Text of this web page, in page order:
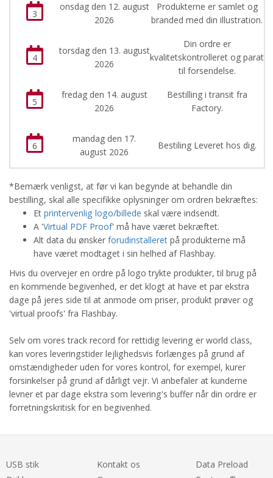
3
onsdag den 12. august
2026
Produkterne er samlet og
branded med din illustration.
4
torsdag den 13. august
2026
Din ordre er
kvalitetskontrolleret og parat
til forsendelse.
5
fredag den 14. august
2026
Bestilling i transit fra
Factory.
6
mandag den 17.
august 2026
Bestiling Leveret hos dig.
*Bemærk venligst, at før vi kan begynde at behandle din
bestilling, skal alle specifikke oplysninger om ordren bekræftes:
Et printervenlig logo/billede skal være indsendt.
A 'Virtual PDF Proof' må have været bekræftet.
Alt data du ønsker forudinstalleret på produkterne må
have været modtaget i sin helhed af Flashbay.
Hvis du overvejer en ordre på logo trykte produkter, til brug på
en kommende begivenhed, er det klogt at have et par ekstra
dage på jeres side til at anmode om priser, produkt prøver og
'virtual proofs' fra Flashbay.
Selv om vores track record for rettidig levering er world class,
kan vores leveringstider lejlighedsvis forlænges på grund af
omstændigheder uden for vores kontrol, for exempel, kurer
forsinkelser på grund af dårligt vejr. Vi anbefaler at kunderne
levner et par dage ekstra som levering's buffer når din ordre er
forretningskritisk for en begivenhed.
USB stik
Kontakt os
Data Preload